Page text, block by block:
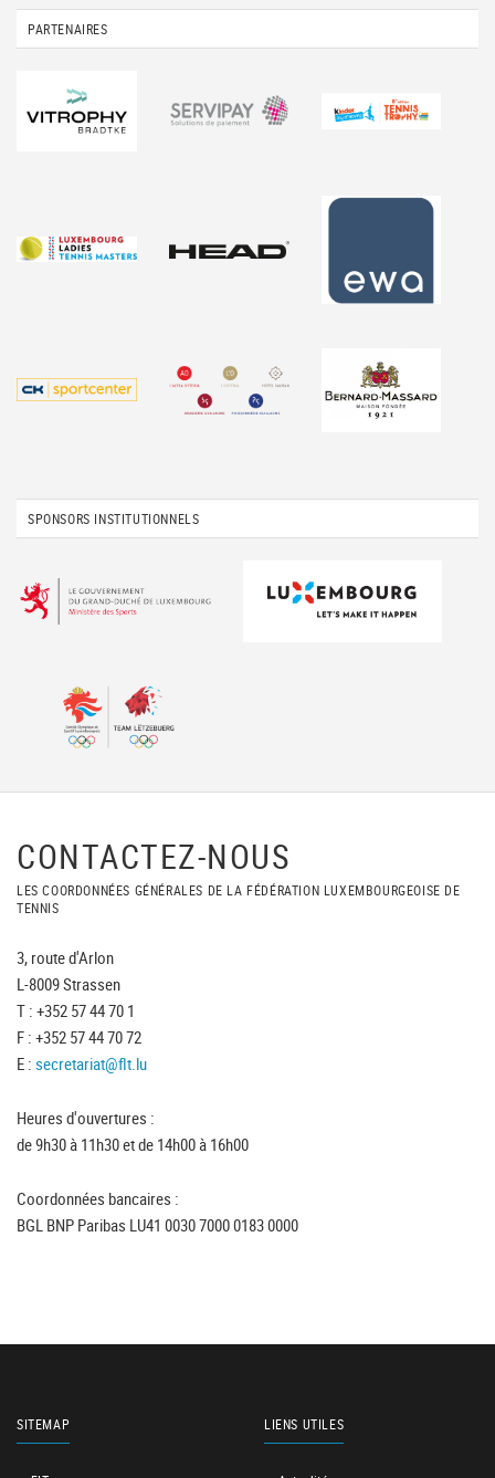
PARTENAIRES
SPONSORS INSTITUTIONNELS
CONTACTEZ-NOUS
LES COORDONNÉES GÉNÉRALES DE LA FÉDÉRATION LUXEMBOURGEOISE DE
TENNIS
3, route d'Arlon
L-8009 Strassen
T : +352 57 44 70 1
F : +352 57 44 70 72
E : secretariat@flt.lu
Heures d'ouvertures :
de 9h30 à 11h30 et de 14h00 à 16h00
Coordonnées bancaires :
BGL BNP Paribas LU41 0030 7000 0183 0000
SITEMAP LIENS UTILES